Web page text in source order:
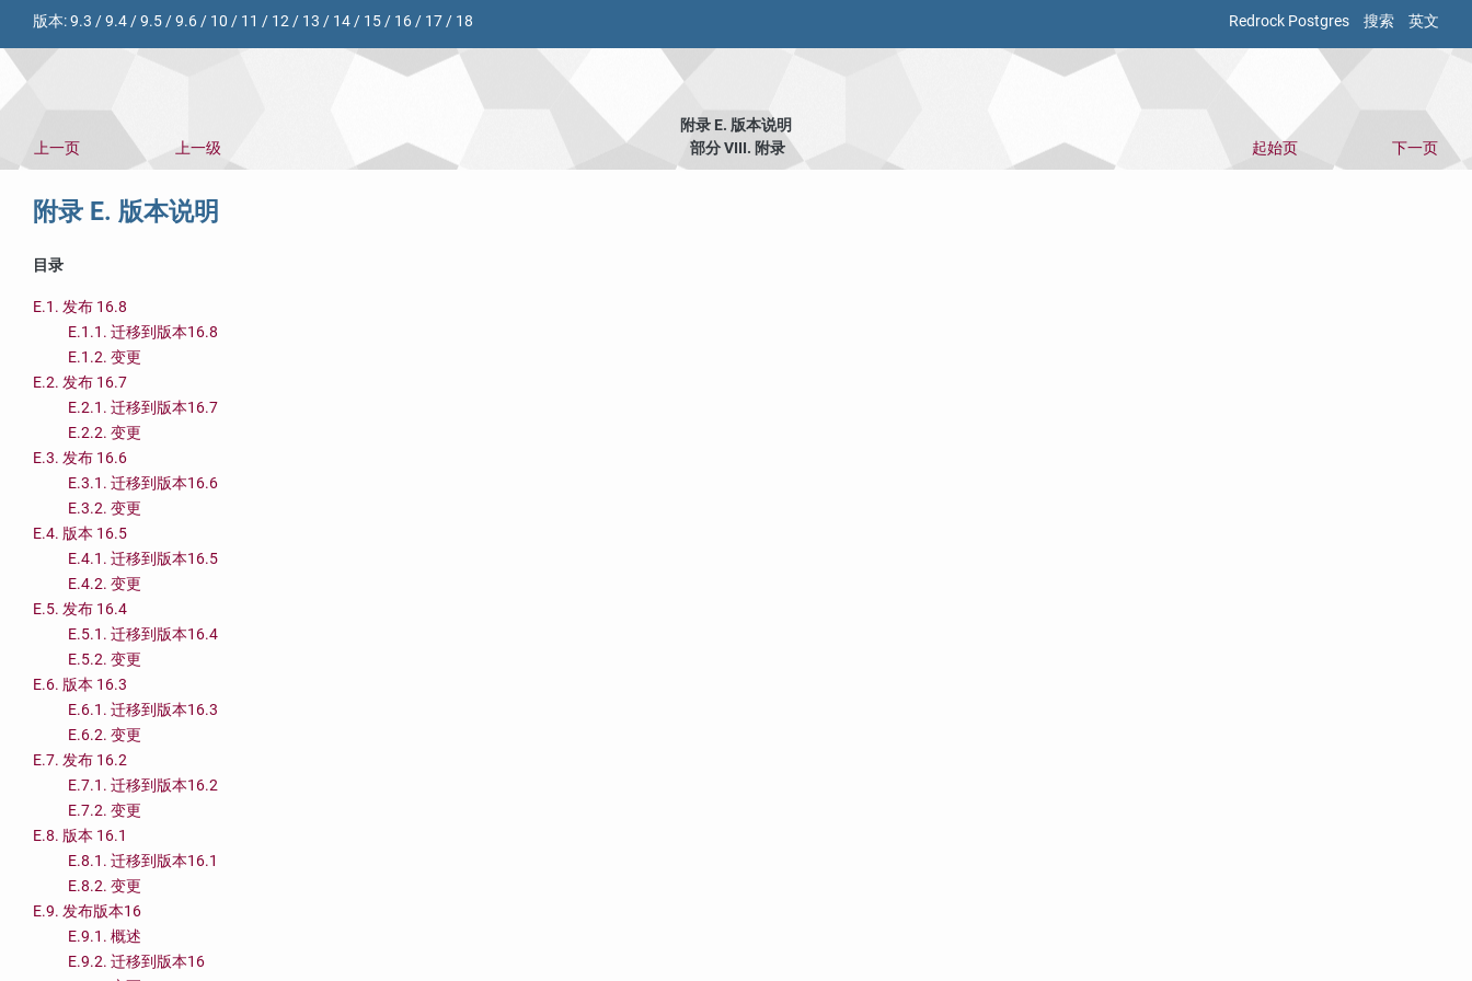
Redrock Postgres 搜索 英文
版本:9.3 /9.4/9.5/9.6/ 10 / 11 / 12/ 13 / 14/ 15/ 16/ 17/ 18
附录 E. 版本说明
上一页
上一级 部分 VIII. 附录 起始页 下一页
附录 E. 版本说明
目录
E.1. 发布 16.8
E.1.1. 迁移到版本16.8
E.1.2. 变更
E.2. 发布 16.7
E.2.1. 迁移到版本16.7
E.2.2. 变更
E.3. 发布 16.6
E.3.1. 迁移到版本16.6
E.3.2. 变更
E.4. 版本 16.5
E.4.1. 迁移到版本16.5
E.4.2. 变更
E.5. 发布 16.4
E.5.1. 迁移到版本16.4
E.5.2. 变更
E.6. 版本 16.3
E.6.1. 迁移到版本16.3
E.6.2. 变更
E.7. 发布 16.2
E.7.1. 迁移到版本16.2
E.7.2. 变更
E.8. 版本 16.1
E.8.1. 迁移到版本16.1
E.8.2. 变更
E.9. 发布版本16
E.9.1. 概述
E.9.2. 迁移到版本16